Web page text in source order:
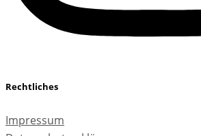
Rechtliches
Impressum